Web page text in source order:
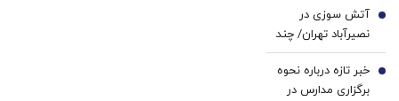
روزه
ساخت!
با
تخفیف
ویژه)
سفید
کننده
خانگی
آتش سوزی در
نصیرآباد تهران/ چند
نفر مصدوم شدند؟
+ فیلم
1
خبر تازه درباره نحوه
برگزاری مدارس در
2